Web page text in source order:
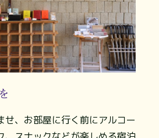
せ、お部屋に行く前にアルコー